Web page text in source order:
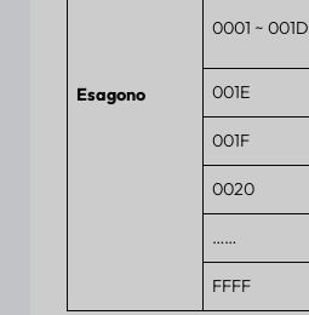
Esagono
0001 ~ 001D
001E
001F
0020
……
FFFF